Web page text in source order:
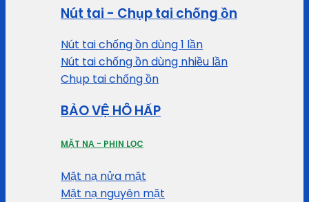
Nút tai - Chụp tai chống ồn
Nút tai chống ồn dùng 1 lần
Nút tai chống ồn dùng nhiều lần
Chụp tai chống ồn
BẢO VỆ HÔ HẤP
MẶT NẠ - PHIN LỌC
Mặt nạ nửa mặt
Mặt nạ nguyên mặt